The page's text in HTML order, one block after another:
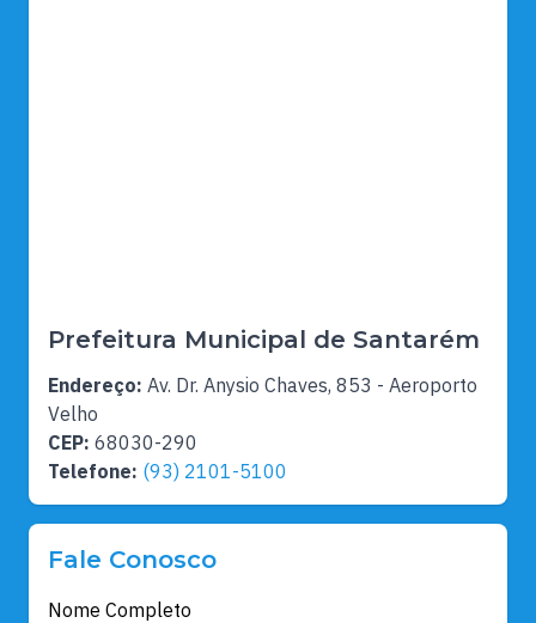
Prefeitura Municipal de Santarém
Endereço: Av. Dr. Anysio Chaves, 853 - Aeroporto
Velho
CEP: 68030-290
Telefone: (93) 2101-5100
Fale Conosco
Nome Completo